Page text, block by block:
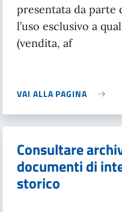
presentata da parte
l’uso esclusivo a
(vendita, af
VAI ALLA PAGINA
Consultare
documenti di
storico